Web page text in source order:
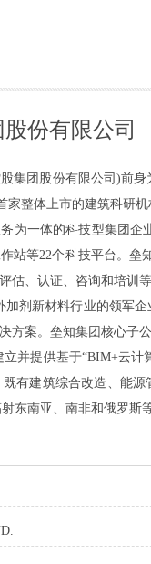
份有限公司
集团股份有限公司)前
家整体上市的建筑科研
为一体的科技型集团
站等22个科技平台。
估、认证、咨询和培训
剂新材料行业的领军
方案。垒知集团核心
立并提供基于“BIM+云
有建筑综合改造、能
东南亚、南非和俄罗